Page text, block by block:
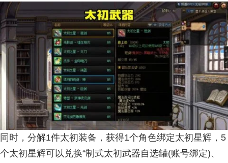
同时，分解1件太初装备，获得1个角色绑定太初星辉，5
个太初星辉可以兑换“制式太初武器自选罐(账号绑定)、